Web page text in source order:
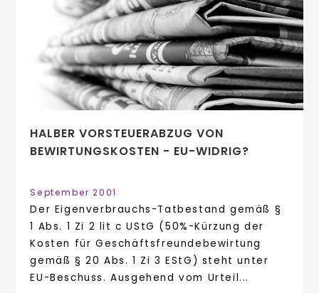
HALBER VORSTEUERABZUG VON
BEWIRTUNGSKOSTEN - EU-WIDRIG?
September 2001
Der Eigenverbrauchs-Tatbestand gemäß §
1 Abs. 1 Zi 2 lit c UStG (50%-Kürzung der
Kosten für Geschäftsfreundebewirtung
gemäß § 20 Abs. 1 Zi 3 EStG) steht unter
EU-Beschuss. Ausgehend vom Urteil...